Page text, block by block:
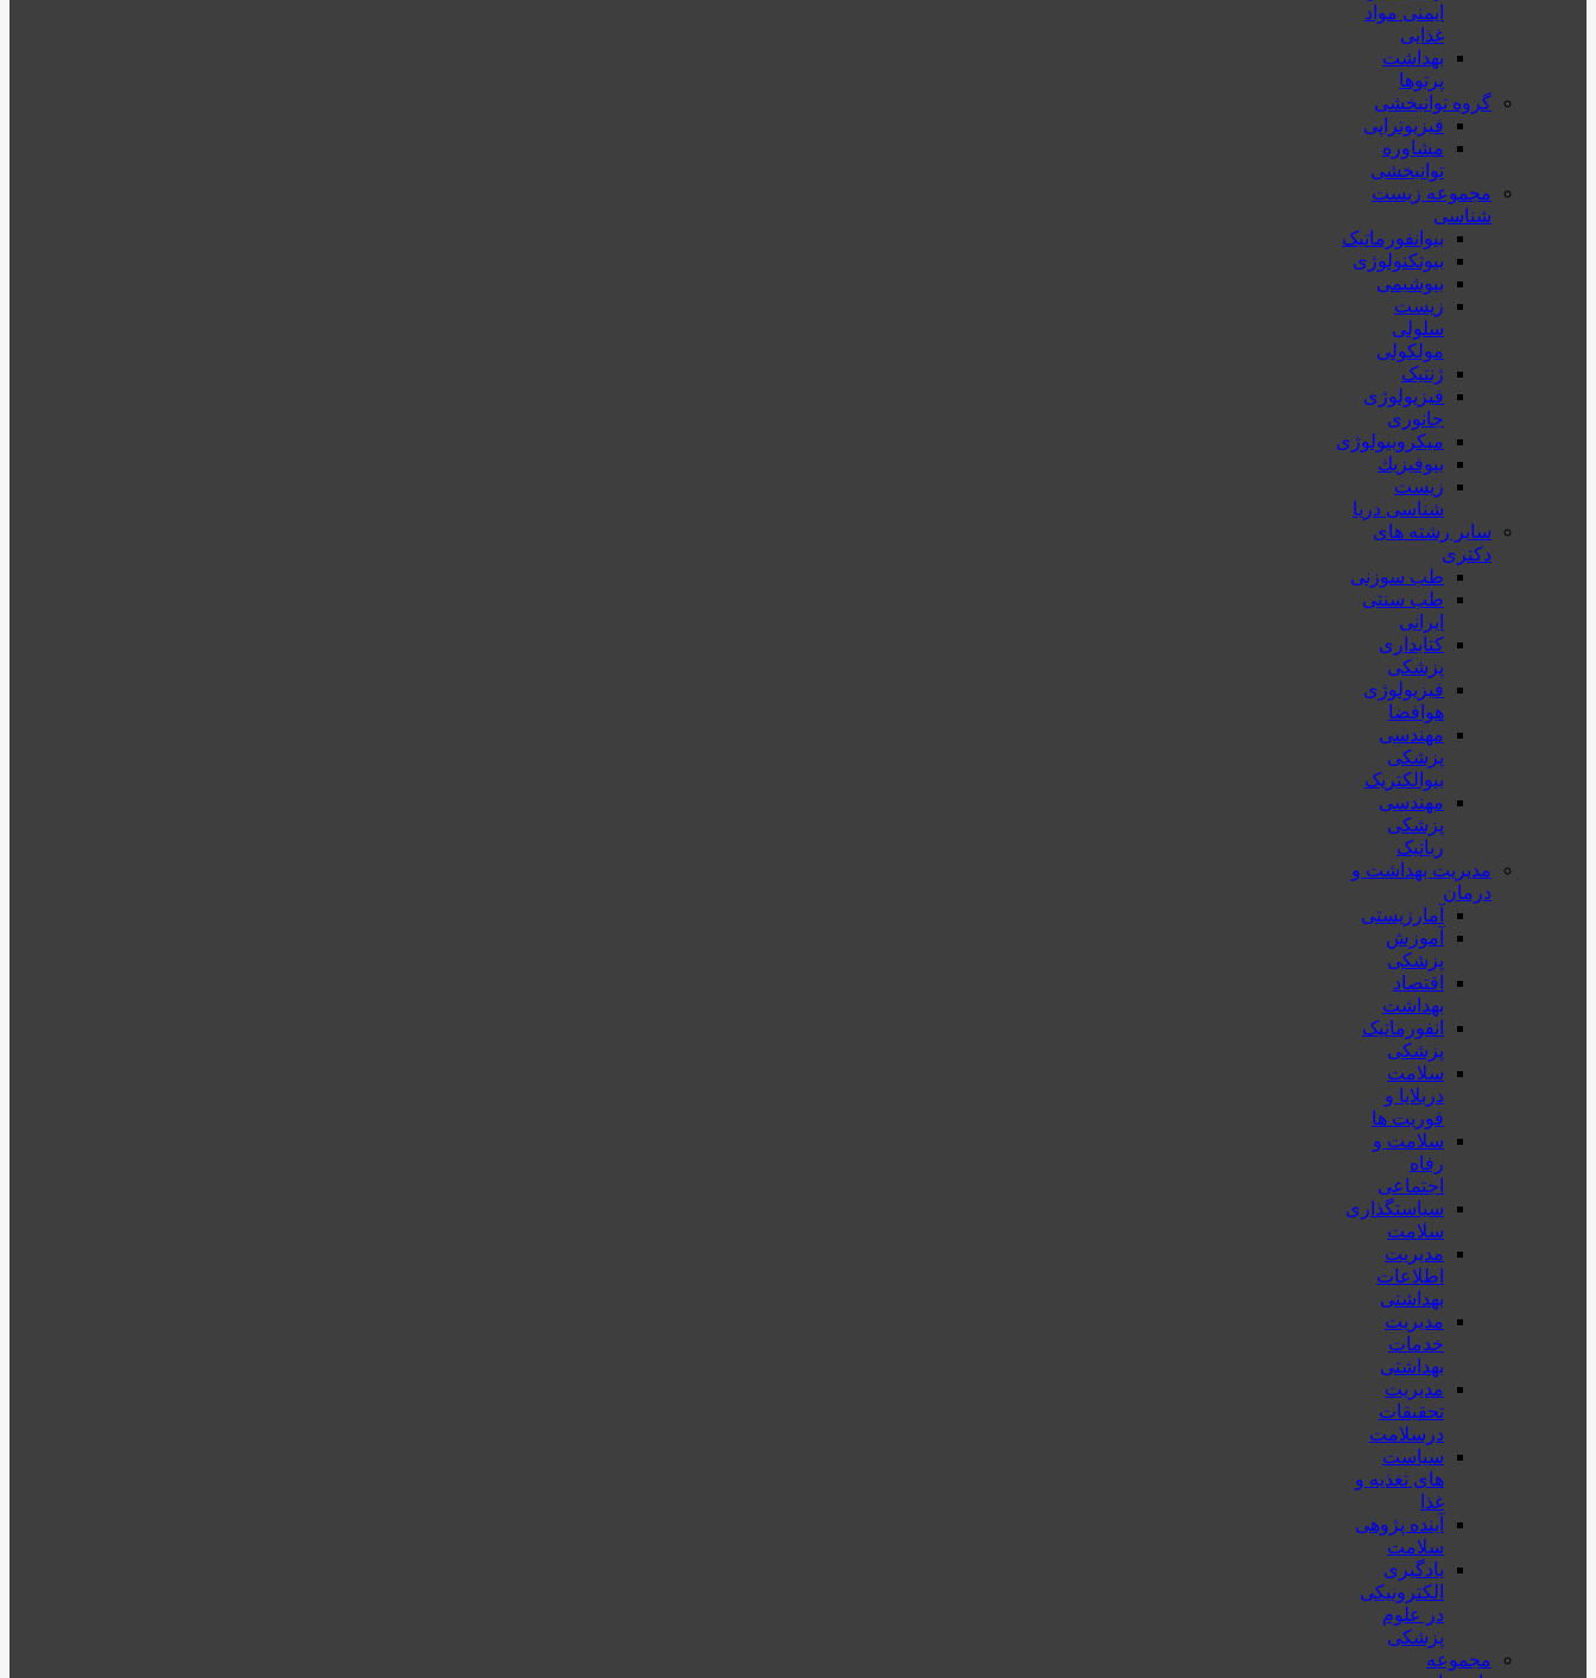
ایمنی مواد
غذایی
بهداشت
پرتوها
گروه توانبخشی
فیزیوتراپی
مشاوره
توانبخشی
مجموعه زیست
شناسی
بیوانفورماتیک
بیوتکنولوژی
بیوشیمی
زیست
سلولی
مولکولی
ژنتیک
فیزیولوژی
جانوری
میکروبیولوژی
بيوفيزيك
زیست
شناسی دریا
سایر رشته های
دکتری
طب سوزنی
طب سنتی
ایرانی
کتابداری
پزشکی
فیزیولوژی
هوافضا
مهندسی
پزشکی
بیوالکتریک
مهندسی
پزشکی
رباتیک
مدیریت بهداشت و
درمان
آمارزیستی
آموزش
پزشکی
اقتصاد
بهداشت
انفورماتیک
پزشکی
سلامت
دربلايا و
فوريت ها
سلامت و
رفاه
اجتماعی
سیاستگذاری
سلامت
مدیریت
اطلاعات
بهداشتی
مدیریت
خدمات
بهداشتی
مدیریت
تحقیقات
درسلامت
سیاست
های تغذیه و
غذا
آینده پژوهی
سلامت
یادگیری
الکترونیکی
در علوم
پزشکی
مجموعه